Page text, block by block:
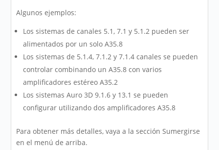
Algunos ejemplos:
Los sistemas de canales 5.1, 7.1 y 5.1.2 pueden ser
alimentados por un solo A35.8
Los sistemas de 5.1.4, 7.1.2 y 7.1.4 canales se pueden
controlar combinando un A35.8 con varios
amplificadores estéreo A35.2
Los sistemas Auro 3D 9.1.6 y 13.1 se pueden
configurar utilizando dos amplificadores A35.8
Para obtener más detalles, vaya a la sección Sumergirse
en el menú de arriba.